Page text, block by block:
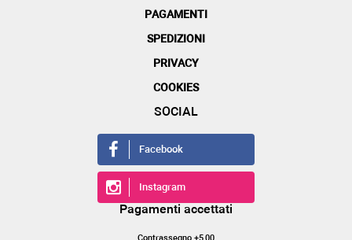
PAGAMENTI
SPEDIZIONI
PRIVACY
COOKIES
SOCIAL
Facebook
Instagram
Pagamenti accettati
Contrassegno +5,00